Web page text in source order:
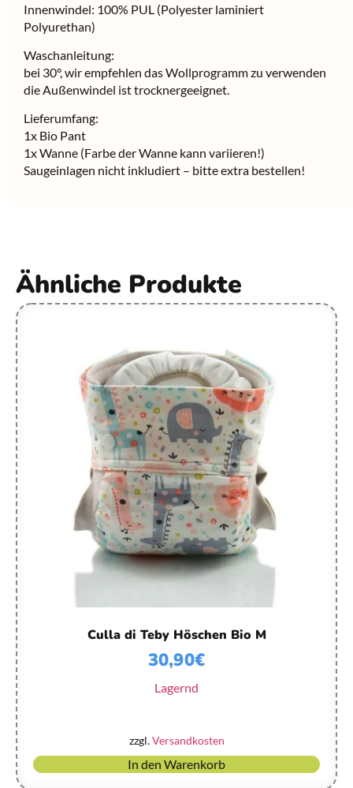
Innenwindel: 100% PUL (Polyester laminiert
Polyurethan)
Waschanleitung:
bei 30°, wir empfehlen das Wollprogramm zu verwenden
die Außenwindel ist trocknergeeignet.
Lieferumfang:
1x Bio Pant
1x Wanne (Farbe der Wanne kann variieren!)
Saugeinlagen nicht inkludiert – bitte extra bestellen!
Ähnliche Produkte
Culla di Teby Höschen Bio M
30,90€
Lagernd
zzgl.Versandkosten
In den Warenkorb